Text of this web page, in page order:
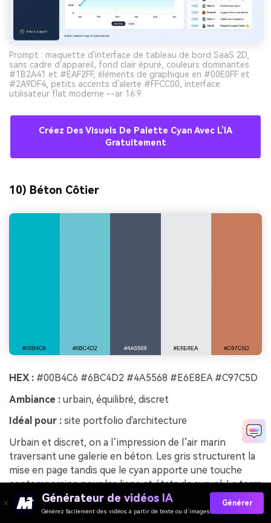
Prompt : maquette d'interface de tableau de bord SaaS 2D,
sans cadre d'appareil, fond clair épuré, couleurs dominantes
#1B2A41 et #EAF2FF, éléments de graphique en #00E0FF et
#2A9DF4, petits accents d’alerte #FFCC00, interface
utilisateur flat moderne --ar 16:9
Créez Des Visuels De Palette Cyan Avec L’IA
Gratuitement
10) Béton Côtier
HEX : #00B4C6 #6BC4D2 #4A5568 #E6E8EA #C97C5D
Ambiance : urbain, équilibré, discret
Idéal pour : site portfolio d'architecture
Urbain et discret, on a l’impression de l’air marin
traversant une galerie en béton. Les gris structurent la
mise en page tandis que le cyan apporte une touche
contemporaine pour les liens et états de survol. La terre
cuite réchauffe les études de cas et peut souligner des
tags de projet sans dominer. Astuce : utilisez de grandes
Générateur de vidéos IA
Générez facilement des vidéos à partir de texte ou d’images
Générer